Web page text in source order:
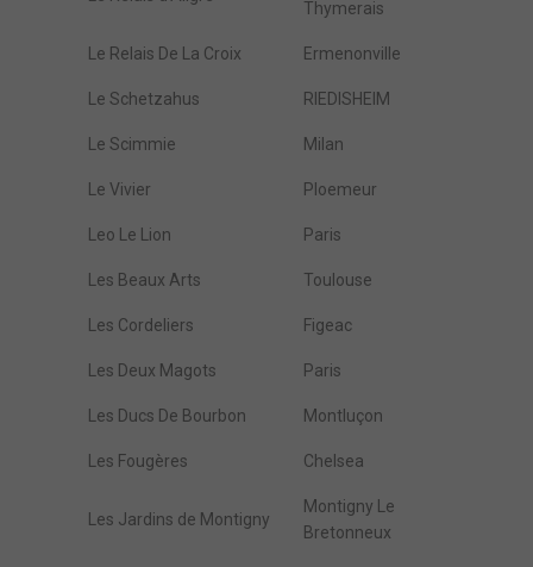
Thymerais
Le Relais De La Croix Ermenonville
Le Schetzahus RIEDISHEIM
Le Scimmie Milan
Le Vivier Ploemeur
Leo Le Lion Paris
Les Beaux Arts Toulouse
Les Cordeliers Figeac
Les Deux Magots Paris
Les Ducs De Bourbon Montluçon
Les Fougères Chelsea
Les Jardins de Montigny
Montigny Le
Bretonneux